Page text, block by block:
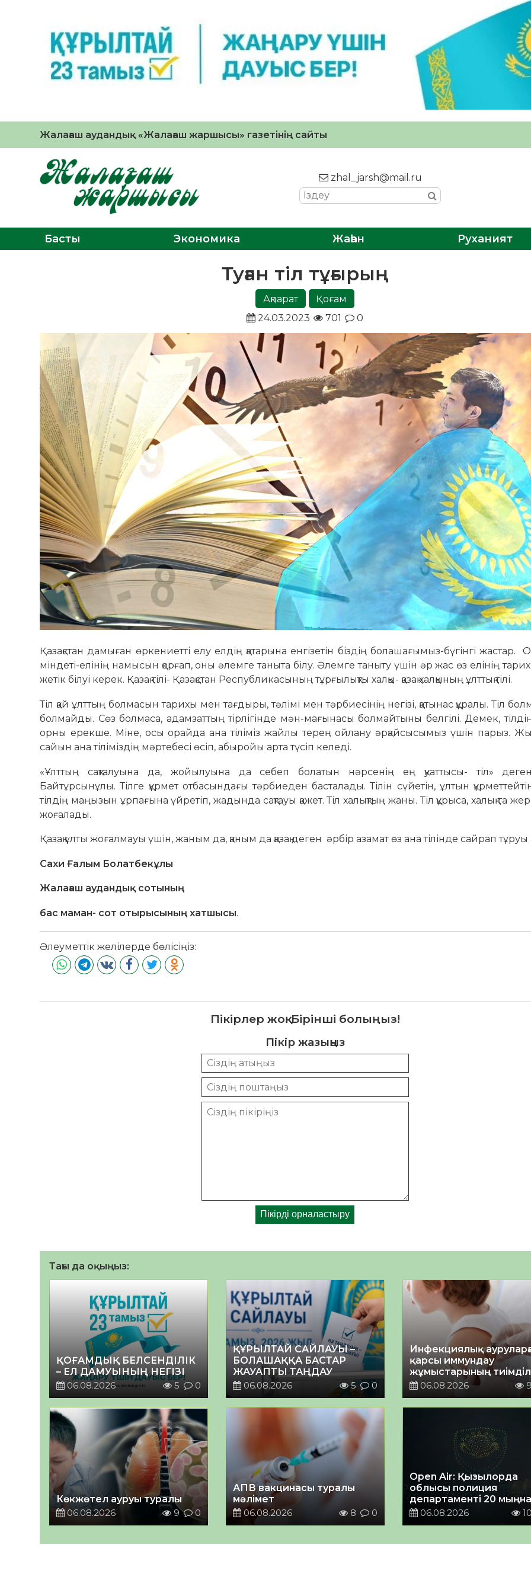
Жалағаш аудандық «Жалағаш жаршысы» газетінің сайты
zhal_jarsh@mail.ru
Басты Экономика Жаһан Руханият
Туған тіл тұғырың
Ақпарат
Қоғам
24.03.2023
701 0
Қазақстан дамыған өркениетті елу елдің қатарына енгізетін біздің болашағымыз-бүгінгі жастар.
міндеті-елінің намысын қорғап, оны әлемге таныта білу. Әлемге таныту үшін әр жас өз елінің
жетік білуі керек. Қазақ тілі- Қазақстан Республикасының тұрғылықты халқы- қазақ халқының ұлттық тілі.
Тіл қай ұлттың болмасын тарихы мен тағдыры, тәлімі мен тәрбиесінің негізі, қатынас құралы. Тіл
болмайды. Сөз болмаса, адамзаттың тірлігінде мән-мағынасы болмайтыны белгілі. Демек,
орны ерекше. Міне, осы орайда ана тіліміз жайлы терең ойлану әрқайсысымыз үшін парыз.
сайын ана тіліміздің мәртебесі өсіп, абыройы арта түсіп келеді.
«Ұлттың сақталуына да, жойылуына да себеп болатын нәрсенің ең қуаттысы- тіл»
Байтұрсынұлы. Тілге құрмет отбасындағы тәрбиеден басталады. Тілін сүйетін, ұлтын
тілдің маңызын ұрпағына үйретіп, жадында сақтауы қажет. Тіл халықтың жаны. Тіл құрыса, халық та жер
жоғалады.
Қазақ ұлты жоғалмауы үшін, жаным да, қаным да қазақ деген әрбір азамат өз ана тілінде сайрап тұруы
Сахи Ғалым Болатбекұлы
Жалағаш аудандық сотының
бас маман- сот отырысының хатшысы.
Әлеуметтік желілерде бөлісіңіз:
Пікірлер жоқ. Бірінші болыңыз!
Пікір жазыңыз
Тағы да оқыңыз:
ҚОҒАМДЫҚ БЕЛСЕНДІЛІК
– ЕЛ ДАМУЫНЫҢ НЕГІЗІ
06.08.2026
5 0
ҚҰРЫЛТАЙ САЙЛАУЫ –
БОЛАШАҚҚА БАСТАР
ЖАУАПТЫ ТАҢДАУ
06.08.2026
5 0
Инфекциялық
қарсы иммундау
жұмыстарының
06.08.2026
9
Көкжөтел ауруы туралы
06.08.2026
9 0
АПВ вакцинасы туралы
мәлімет
06.08.2026
8 0
Open Air: Қызылорда
облысы полиция
департаменті 20
астам көрерменнің
06.08.2026 10